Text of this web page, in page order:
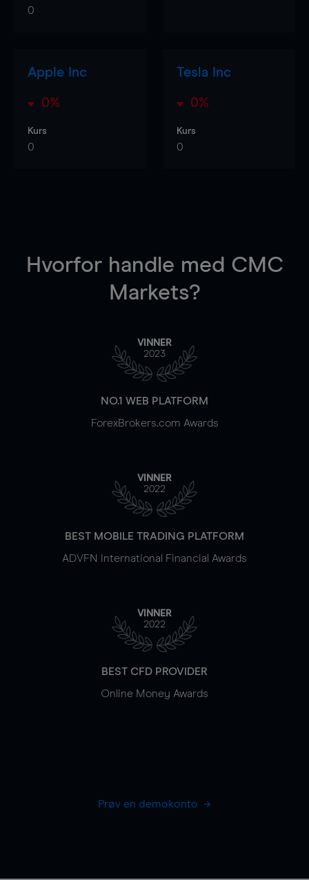
0
Apple Inc
0%
Kurs
0
Tesla Inc
0%
Kurs
0
Hvorfor handle med CMC
Markets?
VINNER
2023
NO.1 WEB PLATFORM
ForexBrokers.com Awards
VINNER
2022
BEST MOBILE TRADING PLATFORM
ADVFN International Financial Awards
VINNER
2022
BEST CFD PROVIDER
Online Money Awards
Prøv en demokonto